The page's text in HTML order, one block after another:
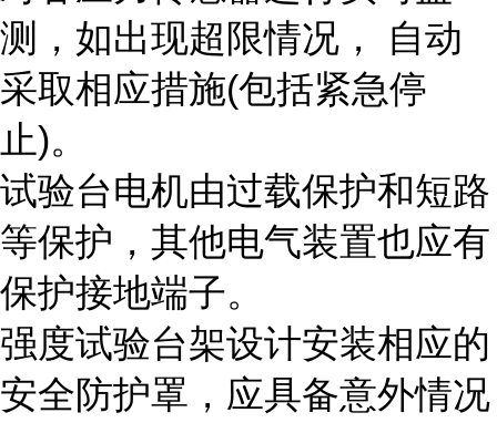
测，如出现超限情况， 自动
采取相应措施(包括紧急停
止)。
试验台电机由过载保护和短路
等保护，其他电气装置也应有
保护接地端子。
强度试验台架设计安装相应的
安全防护罩，应具备意外情况